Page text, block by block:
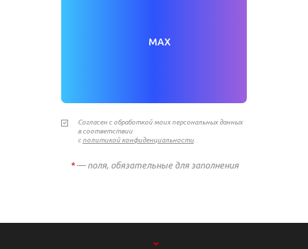
MAX
Согласен с обработкой моих персональных данных
в соответствии
с политикой конфиденциальности
*— поля, обязательные для заполнения